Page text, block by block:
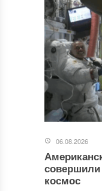
06.08.2026
космос